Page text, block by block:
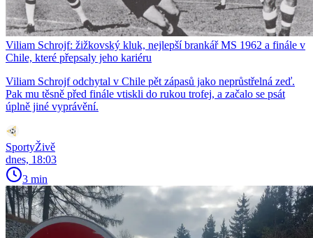
Viliam Schrojf: žižkovský kluk, nejlepší brankář MS 1962 a finále v
Chile, které přepsaly jeho kariéru
Viliam Schrojf odchytal v Chile pět zápasů jako neprůstřelná zeď.
Pak mu těsně před finále vtiskli do rukou trofej, a začalo se psát
úplně jiné vyprávění.
SportyŽivě
dnes, 18:03
3 min